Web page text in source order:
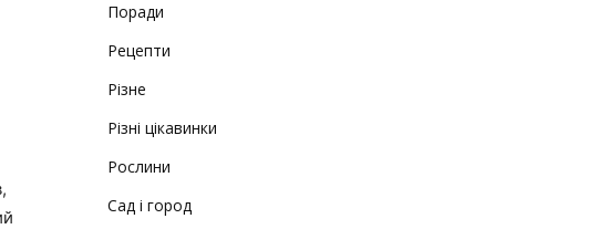
Поради
Рецепти
Різне
Різні цікавинки
Рослини
Сад і город